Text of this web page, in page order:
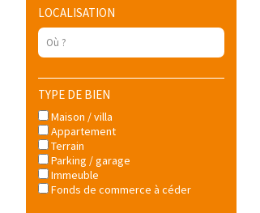
LOCALISATION
TYPE DE BIEN
Maison / villa
Appartement
Terrain
Parking / garage
Immeuble
Fonds de commerce à céder